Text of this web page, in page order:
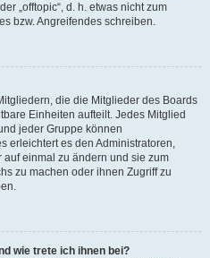
„offtopic“, d. h. etwas nicht zum
bzw. Angreifendes schreiben.
die die Mitglieder des Boards
Einheiten aufteilt. Jedes Mitglied
jeder Gruppe können
erleichtert es den Administratoren,
einmal zu ändern und sie zum
zu machen oder ihnen Zugriff zu
wie trete ich ihnen bei?